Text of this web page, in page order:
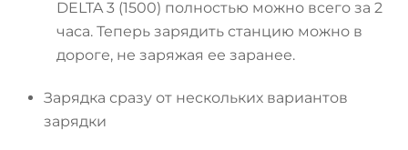
DELTA 3 (1500) полностью можно всего за 2
часа. Теперь зарядить станцию можно в
дороге, не заряжая ее заранее.
Зарядка сразу от нескольких вариантов
зарядки